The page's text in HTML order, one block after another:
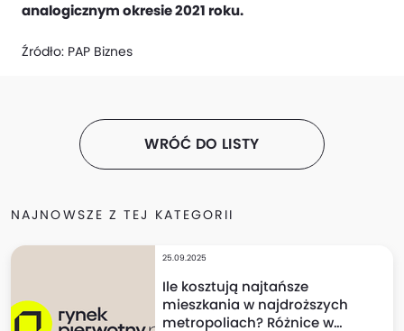
analogicznym okresie 2021 roku.
Źródło: PAP Biznes
WRÓĆ DO LISTY
NAJNOWSZE Z TEJ KATEGORII
25.09.2025
Ile kosztują najtańsze
mieszkania w najdroższych
metropoliach? Różnice w